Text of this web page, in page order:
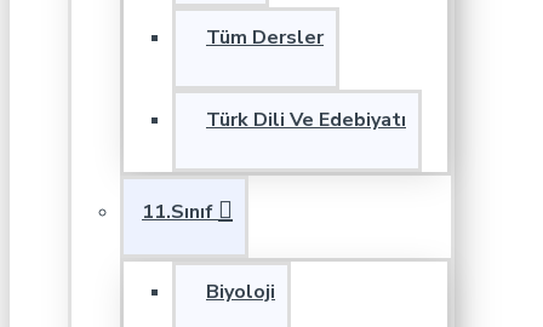
Tüm Dersler
Türk Dili Ve Edebiyatı
11.Sınıf
Biyoloji